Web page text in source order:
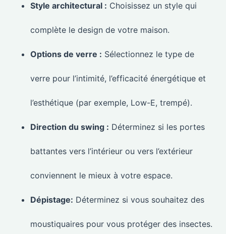
Style architectural : Choisissez un style qui
complète le design de votre maison.
Options de verre : Sélectionnez le type de
verre pour l’intimité, l’efficacité énergétique et
l’esthétique (par exemple, Low-E, trempé).
Direction du swing : Déterminez si les portes
battantes vers l’intérieur ou vers l’extérieur
conviennent le mieux à votre espace.
Dépistage: Déterminez si vous souhaitez des
moustiquaires pour vous protéger des insectes.